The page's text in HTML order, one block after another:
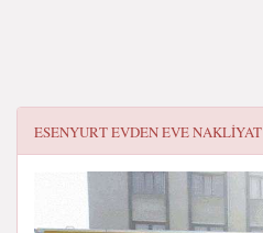
ESENYURT EVDEN EVE NAKLİYAT